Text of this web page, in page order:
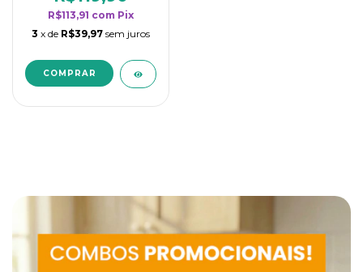
R$113,91 com Pix
3 x de R$39,97 sem juros